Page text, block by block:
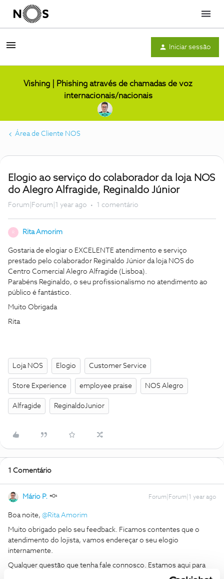
Menu
Iniciar sessão
Vishing | Phishing através de chamadas de voz
internacionais/nacionais
Área de Cliente NOS
Elogio ao serviço do colaborador da loja NOS
do Alegro Alfragide, Reginaldo Júnior
Forum|Forum|1 year ago 1 comentário
R Rita Amorim
Gostaria de elogiar o EXCELENTE atendimento e serviço
prestado pelo colaborador Reginaldo Júnior da loja NOS do
Centro Comercial Alegro Alfragide (Lisboa).
Parabéns Reginaldo, o seu profissionalismo no atendimento ao
público é fantástico.
Muito Obrigada
Rita
Loja NOS Elogio Customer Service
Store Experience employee praise NOS Alegro
Alfragide ReginaldoJunior
1 Comentário
Mário P. Forum|Forum|1 year ago
Boa noite, ​ @Rita Amorim
Muito obrigado pelo seu feedback. Ficamos contentes que o
atendimento do lojista, vamos endereçar o seu elogio
internamente.
Qualquer questão que tenha fale connosco. Estamos aqui para